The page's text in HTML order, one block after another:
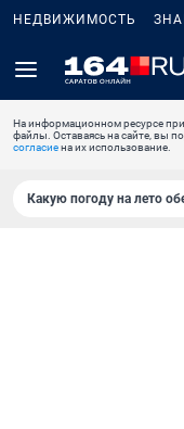
НЕДВИЖИМОСТЬ
На информационном ресурсе
файлы. Оставаясь на сайте, вы
согласиена их использование.
Какую погоду на лето